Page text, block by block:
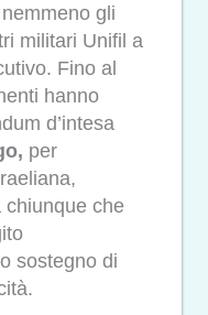
gli
militari Unifil a
Fino al
hanno
d’intesa
per
chiunque che
sostegno di